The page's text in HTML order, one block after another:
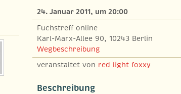
24. Januar 2011, um 20:00
Fuchstreff online
Karl-Marx-Allee 90, 10243 Berlin
Wegbeschreibung
veranstaltet von red light foxxy
Beschreibung